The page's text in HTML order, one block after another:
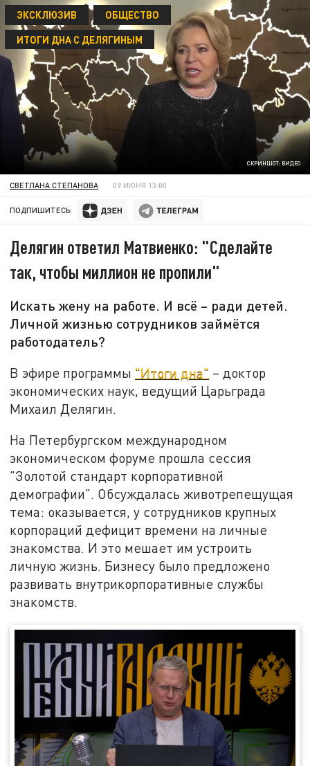
СКРИНШОТ: ВИДЕО
ЭКСКЛЮЗИВ
ОБЩЕСТВО
ИТОГИ ДНА С ДЕЛЯГИНЫМ
СВЕТЛАНА СТЕПАНОВА 09 ИЮНЯ 13:00
ПОДПИШИТЕСЬ:
Делягин ответил Матвиенко: "Сделайте
так, чтобы миллион не пропили"
Искать жену на работе. И всё – ради детей.
Личной жизнью сотрудников займётся
работодатель?
В эфире программы "Итоги дна" – доктор
экономических наук, ведущий Царьграда
Михаил Делягин.
На Петербургском международном
экономическом форуме прошла сессия
"Золотой стандарт корпоративной
демографии". Обсуждалась животрепещущая
тема: оказывается, у сотрудников крупных
корпораций дефицит времени на личные
знакомства. И это мешает им устроить
личную жизнь. Бизнесу было предложено
развивать внутрикорпоративные службы
знакомств.